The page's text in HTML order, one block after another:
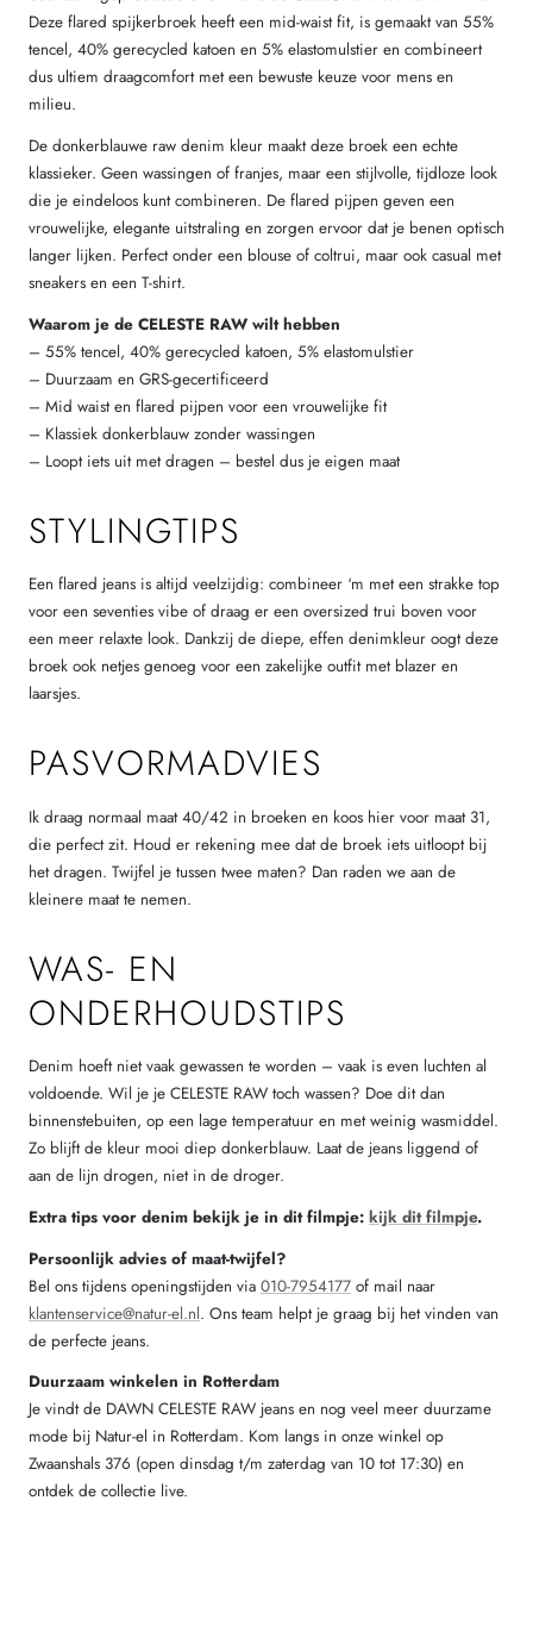
Deze flared spijkerbroek heeft een mid-waist fit, is gemaakt van 55%
tencel, 40% gerecycled katoen en 5% elastomulstier en combineert
dus ultiem draagcomfort met een bewuste keuze voor mens en
milieu.
De donkerblauwe raw denim kleur maakt deze broek een echte
klassieker. Geen wassingen of franjes, maar een stijlvolle, tijdloze look
die je eindeloos kunt combineren. De flared pijpen geven een
vrouwelijke, elegante uitstraling en zorgen ervoor dat je benen optisch
langer lijken. Perfect onder een blouse of coltrui, maar ook casual met
sneakers en een T-shirt.
Waarom je de CELESTE RAW wilt hebben
– 55% tencel, 40% gerecycled katoen, 5% elastomulstier
– Duurzaam en GRS-gecertificeerd
– Mid waist en flared pijpen voor een vrouwelijke fit
– Klassiek donkerblauw zonder wassingen
– Loopt iets uit met dragen – bestel dus je eigen maat
STYLINGTIPS
Een flared jeans is altijd veelzijdig: combineer ‘m met een strakke top
voor een seventies vibe of draag er een oversized trui boven voor
een meer relaxte look. Dankzij de diepe, effen denimkleur oogt deze
broek ook netjes genoeg voor een zakelijke outfit met blazer en
laarsjes.
PASVORMADVIES
Ik draag normaal maat 40/42 in broeken en koos hier voor maat 31,
die perfect zit. Houd er rekening mee dat de broek iets uitloopt bij
het dragen. Twijfel je tussen twee maten? Dan raden we aan de
kleinere maat te nemen.
WAS- EN
ONDERHOUDSTIPS
Denim hoeft niet vaak gewassen te worden – vaak is even luchten al
voldoende. Wil je je CELESTE RAW toch wassen? Doe dit dan
binnenstebuiten, op een lage temperatuur en met weinig wasmiddel.
Zo blijft de kleur mooi diep donkerblauw. Laat de jeans liggend of
aan de lijn drogen, niet in de droger.
Extra tips voor denim bekijk je in dit filmpje: kijk dit filmpje.
Persoonlijk advies of maat-twijfel?
Bel ons tijdens openingstijden via 010-7954177 of mail naar
klantenservice@natur-el.nl. Ons team helpt je graag bij het vinden van
de perfecte jeans.
Duurzaam winkelen in Rotterdam
Je vindt de DAWN CELESTE RAW jeans en nog veel meer duurzame
mode bij Natur-el in Rotterdam. Kom langs in onze winkel op
Zwaanshals 376 (open dinsdag t/m zaterdag van 10 tot 17:30) en
ontdek de collectie live.